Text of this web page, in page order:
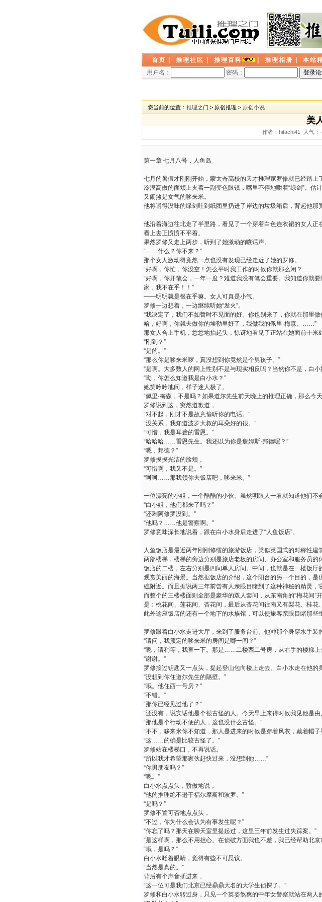
首页 推理社区 推理百科 推理相册 本站
用户名：
密码：
您当前的位置： 推理之门 > 原创推理 > 原创小说
美
作者：hitachi41 人气：
第一章 七月八号，人鱼岛
七月的暑假才刚刚开始，蒙太奇高校的天才推理家罗修就已经踏
冷漠高傲的面颊上夹着一副变色眼镜，嘴里不停地嚼着“绿剑”。
又闹煞是女气的哆来米。
他将嚼得没味的绿剑吐到纸团里扔进了岸边的垃圾箱后，背起他那
他沿着海边往北走了半里路，看见了一个穿着白色连衣裙的女人
看上去正愤愤不平着。
果然罗修又走上两步，听到了她激动的嚷话声。
“……什么？你不来？”
那个女人激动得竟然一点也没有发现已经走近了她的罗修。
“好啊，你忙，你没空！怎么平时我工作的时候你就那么闲？……
“好啊，你开笔会，一年一度？难道我没有笔会重要。我知道你
家，我不在乎！！”
——明明就是很在乎嘛。女人可真是小气。
罗修一边想着，一边继续听她“发火”。
“我决定了，我们不如暂时不见面的好。你也别来了，你就在那
哈，好啊，你就去做你的埃勒里好了，我做我的佩里·梅森。……”
那女人合上手机，忿忿地抬起头，惊讶地看见了正站在她面前十米
“刚到？”
“是的。”
“那么你是哆来米啰，真没想到你竟然是个男孩子。”
“是啊。大多数人的网上性别不是与现实相反吗？当然你不是，白小
“呦，你怎么知道我是白小水？”
她笑吟吟地问，样子迷人极了。
“佩里·梅森，不是吗？如果道尔先生前天晚上的推理正确，那么今
罗修说到这，突然道歉道，
“对不起，刚才不是故意偷听你的电话。”
“没关系，我知道波罗大叔的耳朵好的很。”
“可惜，我是耳聋的雷恩。”
“哈哈哈……雷恩先生。我还以为你是詹姆斯·邦德呢？”
“嗯，邦德？”
罗修摸摸光洁的脸颊，
“可惜啊，我又不是。”
“呵呵……那我领你去饭店吧，哆来米。”
一位漂亮的小姐，一个酷酷的小伙。虽然明眼人一看就知道他们不
“白小姐，他们都来了吗？”
“还剩阿修罗没到。”
“他吗？……他是警察啊。”
罗修意味深长地说着，跟在白小水身后走进了“人鱼饭店”。
人鱼饭店是最近两年刚刚修缮的旅游饭店，类似英国式的对称性
两部楼梯，楼梯的旁边分别是旅店老板的房间、办公室和服务员的
饭店的二楼，左右分别是四间单人房间。中间，也就是在一楼饭
观赏美丽的海景。当然据饭店的介绍，这个阳台的另一个目的，
礁附近。而且据说两三年前曾有人亲眼目睹到了这种神秘的精灵，
而整个的三楼楼面则全部是豪华的双人套间，从东南角的“梅花间
是：桃花间、莲花间、杏花间，最后从杏花间往南又有梨花、桂
此外这座饭店的还有一个地下的水族馆，可以使旅客亲眼目睹那些
罗修跟着白小水走进大厅，来到了服务台前。他冲那个身穿水手装
“请问，我预定的哆来米的房间是哪一间？”
“嗯，请稍等，我查一下。那是……二楼西二号房，从右手的楼梯上
“谢谢。”
罗修接过钥匙又一点头，提起登山包向楼上走去。白小水走在他的
“没想到你住道尔先生的隔壁。”
“哦。他住西一号房？”
“不错。”
“那你已经见过他了？”
“还没有，说实话他是个很古怪的人。今天早上来得时候我见他是
“那他是个行动不便的人，这也没什么古怪。”
“不不，哆来米你不知道，那人是进来的时候是穿着风衣，戴着帽
“这……的确是比较古怪了。”
罗修站在楼梯口，不再说话。
“所以我才希望那家伙赶快过来，没想到他……”
“你男朋友吗？”
“嗯。”
白小水点点头，骄傲地说，
“他的推理绝不逊于福尔摩斯和波罗。”
“是吗？”
罗修不置可否地点点头，
“不过，你为什么会认为有事发生呢？”
“你忘了吗？那天在聊天室里提起过，这里三年前发生过失踪案。”
“是这样啊，那么不用担心。在侦破方面我也不差，我已经帮助北
“哦，是吗？”
白小水眨着眼睛，觉得有些不可思议。
“当然是真的。”
背后有个声音插进来，
“这一位可是我们北京已经鼎鼎大名的大学生侦探了。”
罗修和白小水转过身，只见一个英姿煞爽的中年女警察就站在两人